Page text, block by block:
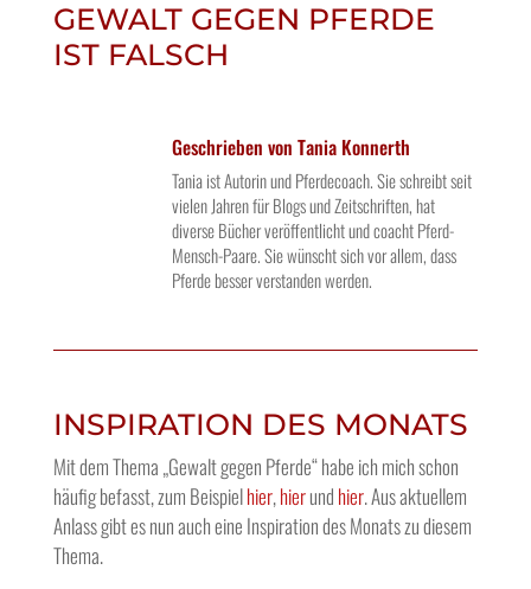
GEWALT GEGEN PFERDE
IST FALSCH
Geschrieben von Tania Konnerth
Tania ist Autorin und Pferdecoach. Sie schreibt seit
vielen Jahren für Blogs und Zeitschriften, hat
diverse Bücher veröffentlicht und coacht Pferd-
Mensch-Paare. Sie wünscht sich vor allem, dass
Pferde besser verstanden werden.
INSPIRATION DES MONATS
Mit dem Thema „Gewalt gegen Pferde“ habe ich mich schon
häufig befasst, zum Beispielhier,hierund hier. Aus aktuellem
Anlass gibt es nun auch eine Inspiration des Monats zu diesem
Thema.